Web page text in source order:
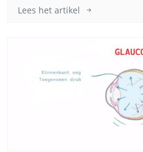
Lees het artikel